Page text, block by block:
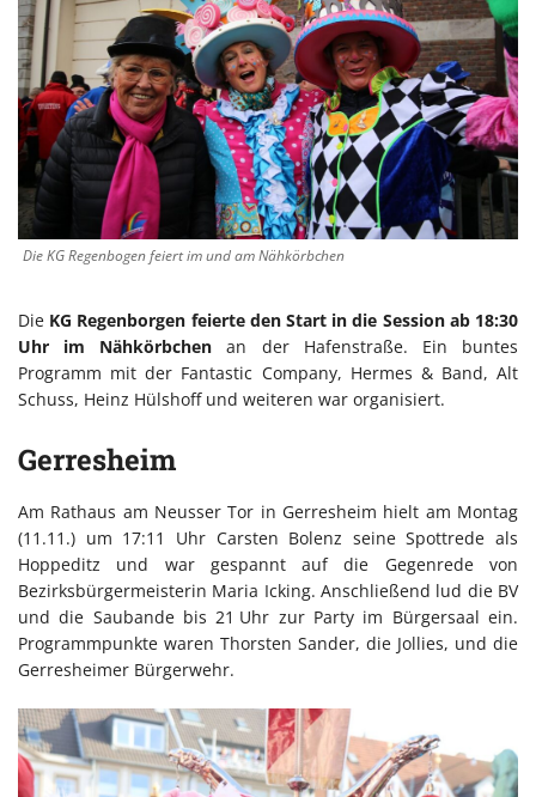
Die KG Regenbogen feiert im und am Nähkörbchen
Die KG Regenborgen feierte den Start in die Session ab 18:30
Uhr im Nähkörbchen an der Hafenstraße. Ein buntes
Programm mit der Fantastic Company, Hermes & Band, Alt
Schuss, Heinz Hülshoff und weiteren war organisiert.
Gerresheim
Am Rathaus am Neusser Tor in Gerresheim hielt am Montag
(11.11.) um 17:11 Uhr Carsten Bolenz seine Spottrede als
Hoppeditz und war gespannt auf die Gegenrede von
Bezirksbürgermeisterin Maria Icking. Anschließend lud die BV
und die Saubande bis 21 Uhr zur Party im Bürgersaal ein.
Programmpunkte waren Thorsten Sander, die Jollies, und die
Gerresheimer Bürgerwehr.